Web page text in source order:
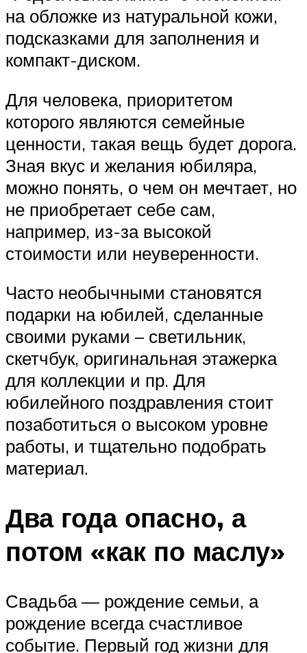
на обложке из натуральной кожи,
подсказками для заполнения и
компакт-диском.
Для человека, приоритетом
которого являются семейные
ценности, такая вещь будет дорога.
Зная вкус и желания юбиляра,
можно понять, о чем он мечтает, но
не приобретает себе сам,
например, из-за высокой
стоимости или неуверенности.
Часто необычными становятся
подарки на юбилей, сделанные
своими руками – светильник,
скетчбук, оригинальная этажерка
для коллекции и пр. Для
юбилейного поздравления стоит
позаботиться о высоком уровне
работы, и тщательно подобрать
материал.
Два года опасно, а
потом «как по маслу»
Свадьба — рождение семьи, а
рождение всегда счастливое
событие. Первый год жизни для